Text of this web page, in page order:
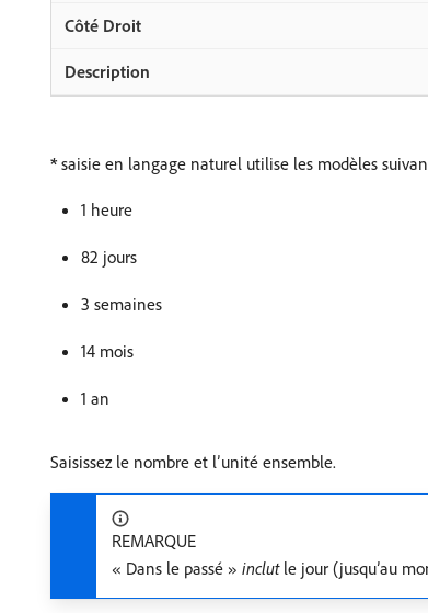
* saisie en langage naturel utilise les modèles
1 heure
82 jours
3 semaines
14 mois
1 an
Saisissez le nombre et l’unité ensemble.
REMARQUE
« Dans le passé » inclutle jour (jusqu’au